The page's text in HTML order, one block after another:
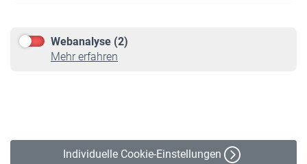
Webanalyse (2)
Mehr erfahren
Individuelle Cookie-Einstellungen
Online-Rechner
VBLnewsletter
Erklärung zur Barrierefreiheit